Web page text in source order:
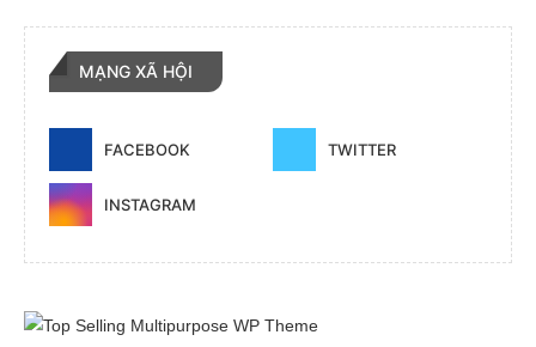
MẠNG XÃ HỘI
FACEBOOK TWITTER
INSTAGRAM